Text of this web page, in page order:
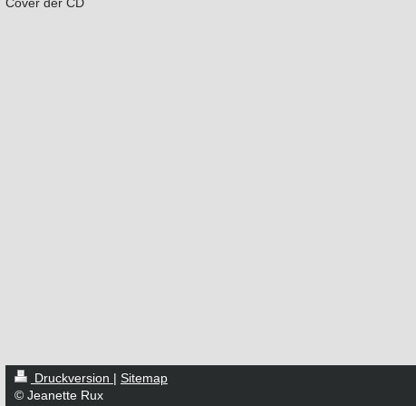
Cover der CD
Druckversion | Sitemap
© Jeanette Rux